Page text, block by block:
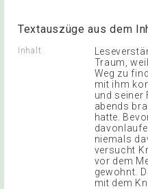
Textauszüge aus dem
Inhalt
Traum,
Weg zu
mit ihm
und seiner
abends
hatte.
niemals
versucht
vor dem
gewohnt.
mit dem